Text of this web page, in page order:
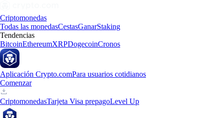
Criptomonedas
Todas las monedasCestasGanarStaking
Tendencias
BitcoinEthereumXRPDogecoinCronos
Aplicación Crypto.comPara usuarios cotidianos
Comenzar
CriptomonedasTarjeta Visa prepagoLevel Up